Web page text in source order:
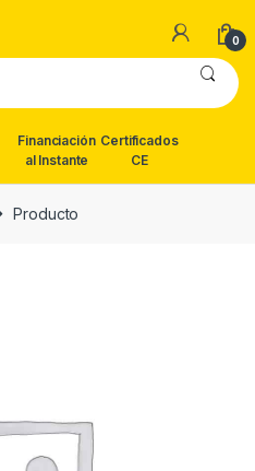
0
Financiación
al Instante
Certificados
CE
Producto